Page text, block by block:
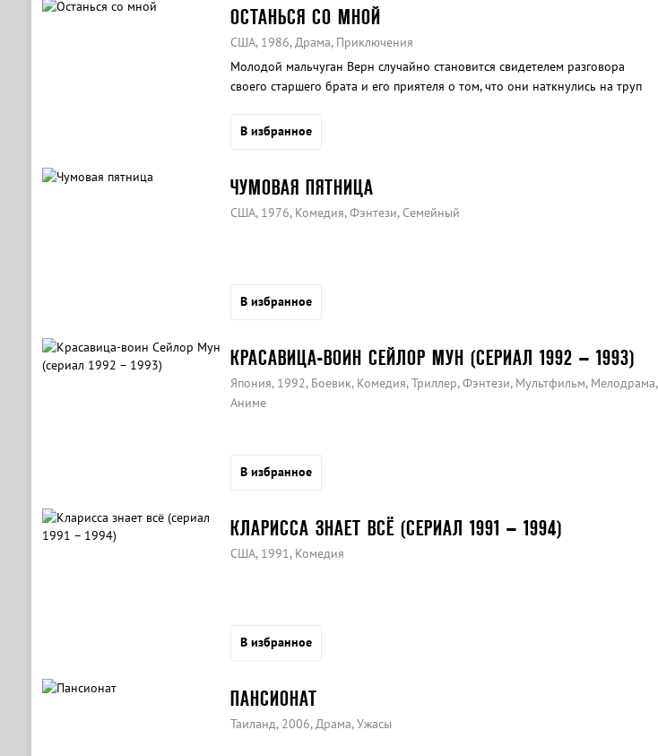
ОСТАНЬСЯ СО МНОЙ
США, 1986, Драма, Приключения
Молодой мальчуган Верн случайно становится свидетелем разговора
своего старшего брата и его приятеля о том, что они наткнулись на труп
В избранное
ЧУМОВАЯ ПЯТНИЦА
США, 1976, Комедия, Фэнтези, Семейный
В избранное
КРАСАВИЦА-ВОИН СЕЙЛОР МУН (СЕРИАЛ 1992 – 1993)
Япония, 1992, Боевик, Комедия, Триллер, Фэнтези, Мультфильм, Мелодрама,
Аниме
В избранное
КЛАРИССА ЗНАЕТ ВСЁ (СЕРИАЛ 1991 – 1994)
США, 1991, Комедия
В избранное
ПАНСИОНАТ
Таиланд, 2006, Драма, Ужасы